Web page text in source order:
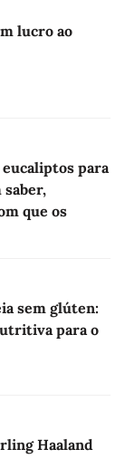
lucro ao
para
que os
sem glúten:
para o
Haaland